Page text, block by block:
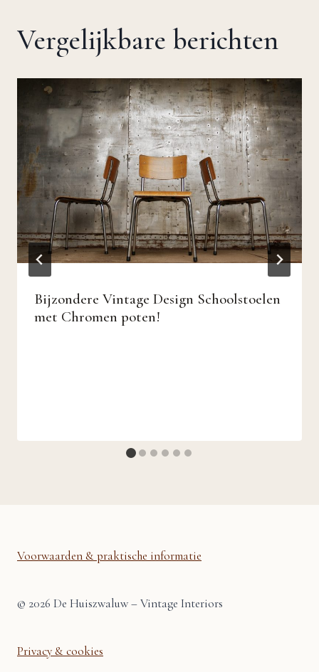
Vergelijkbare berichten
Bijzondere Vintage Design Schoolstoelen
met Chromen poten!
Voorwaarden & praktische informatie
© 2026 De Huiszwaluw – Vintage Interiors
Privacy & cookies